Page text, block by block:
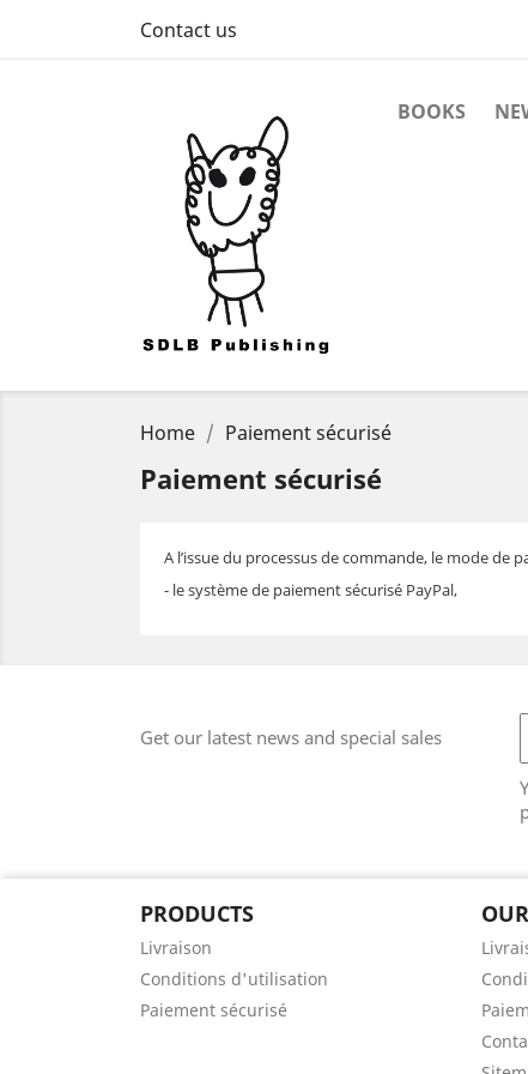
Contact us
BOOKS
Home Paiement sécurisé
Paiement sécurisé
A l’issue du processus de commande, le mode de
- le système de paiement sécurisé PayPal,
Get our latest news and special sales
PRODUCTS
Livraison
Conditions d'utilisation
Paiement sécurisé